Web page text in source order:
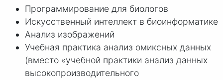
Программирование для биологов
Искусственный интеллект в биоинформатике
Анализ изображений
Учебная практика анализ омиксных данных
(вместо «учебной практики анализ данных
высокопроизводительного